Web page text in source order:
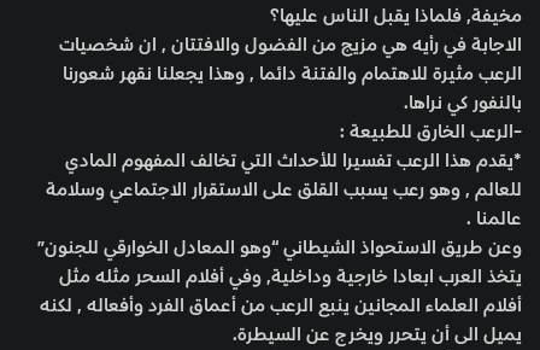
مخيفة, فلماذا يقبل الناس عليها؟
الاجابة في رأيه هي مزيج من الفضول والافتتان , ان شخصيات
الرعب مثيرة للاهتمام والفتنة دائما , وهذا يجعلنا نقهر شعورنا
بالنفور كي نراها.
-الرعب الخارق للطبيعة :
*يقدم هذا الرعب تفسيرا للأحداث التي تخالف المفهوم المادي
للعالم , وهو رعب يسبب القلق على الاستقرار الاجتماعي وسلامة
عالمنا .
وعن طريق الاستحواذ الشيطاني “وهو المعادل الخوارقي للجنون”
يتخذ العرب ابعادا خارجية وداخلية, وفي أفلام السحر مثله مثل
أفلام العلماء المجانين ينبع الرعب من أعماق الفرد وأفعاله , لكنه
يميل الى أن يتحرر ويخرج عن السيطرة.